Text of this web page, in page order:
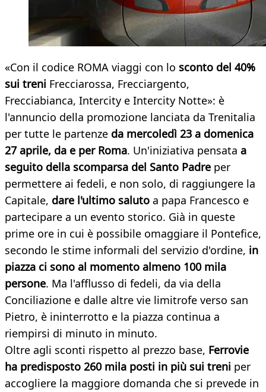
«Con il codice ROMA viaggi con lo sconto del 40%
sui treni Frecciarossa, Frecciargento,
Frecciabianca, Intercity e Intercity Notte»: è
l'annuncio della promozione lanciata da Trenitalia
per tutte le partenze da mercoledì 23 a domenica
27 aprile, da e per Roma. Un'iniziativa pensata a
seguito della scomparsa del Santo Padre per
permettere ai fedeli, e non solo, di raggiungere la
Capitale, dare l'ultimo saluto a papa Francesco e
partecipare a un evento storico. Già in queste
prime ore in cui è possibile omaggiare il Pontefice,
secondo le stime informali del servizio d'ordine, in
piazza ci sono al momento almeno 100 mila
persone. Ma l'afflusso di fedeli, da via della
Conciliazione e dalle altre vie limitrofe verso san
Pietro, è ininterrotto e la piazza continua a
riempirsi di minuto in minuto.
Oltre agli sconti rispetto al prezzo base, Ferrovie
ha predisposto 260 mila posti in più sui treni per
accogliere la maggiore domanda che si prevede in